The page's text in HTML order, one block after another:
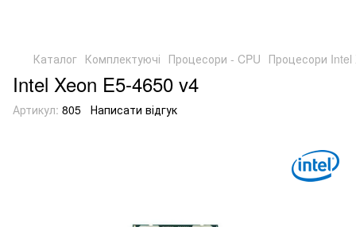
Каталог Комплектуючі Процесори - CPU Процесори Intel
Intel Xeon E5-4650 v4
Артикул: 805 Написати відгук